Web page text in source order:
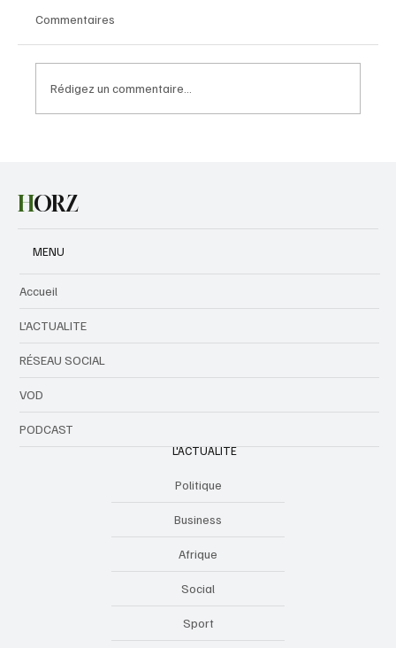
Faso
Commentaires
Rédigez un commentaire...
HORZ
MENU
Accueil
L'ACTUALITE
RÉSEAU SOCIAL
VOD
PODCAST
L'ACTUALITE
Politique
Business
Afrique
Social
Sport